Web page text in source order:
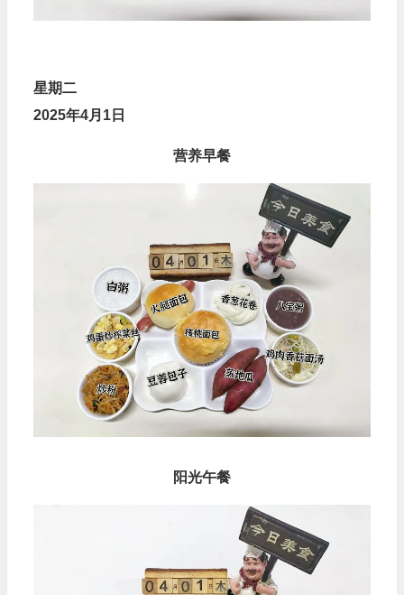
星期二
2025年4月1日
营养早餐
阳光午餐